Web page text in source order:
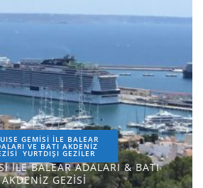
GEMİSİ İLE BALEAR
VE BATI AKDENİZ
YURTDIŞI GEZILER
İLE BALEAR ADALARI & BATI
AKDENİZ GEZİSİ